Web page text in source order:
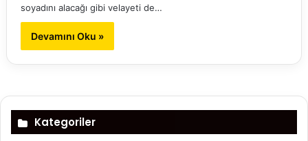
soyadını alacağı gibi velayeti de…
Devamını Oku »
Kategoriler